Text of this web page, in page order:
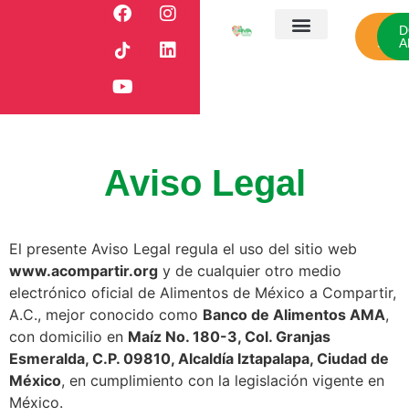
Aviso Legal
El presente Aviso Legal regula el uso del sitio web
www.acompartir.org y de cualquier otro medio
electrónico oficial de Alimentos de México a Compartir,
A.C., mejor conocido como Banco de Alimentos AMA,
con domicilio en Maíz No. 180-3, Col. Granjas
Esmeralda, C.P. 09810, Alcaldía Iztapalapa, Ciudad de
México, en cumplimiento con la legislación vigente en
México.